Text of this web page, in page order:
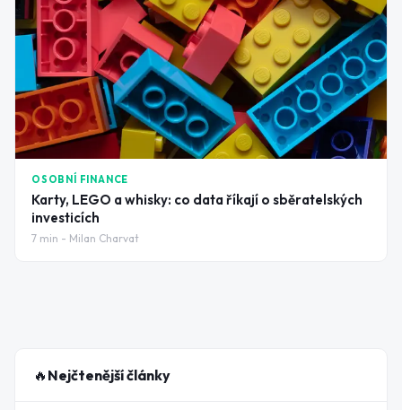
OSOBNÍ FINANCE
Karty, LEGO a whisky: co data říkají o sběratelských
investicích
7 min - Milan Charvat
🔥 Nejčtenější články